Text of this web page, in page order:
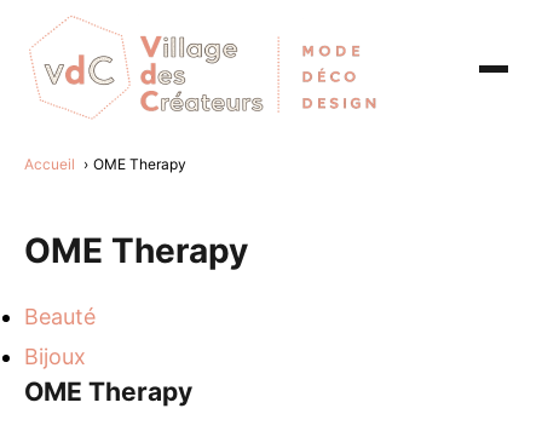
Accueil OME Therapy
OME Therapy
Beauté
Bijoux
OME Therapy